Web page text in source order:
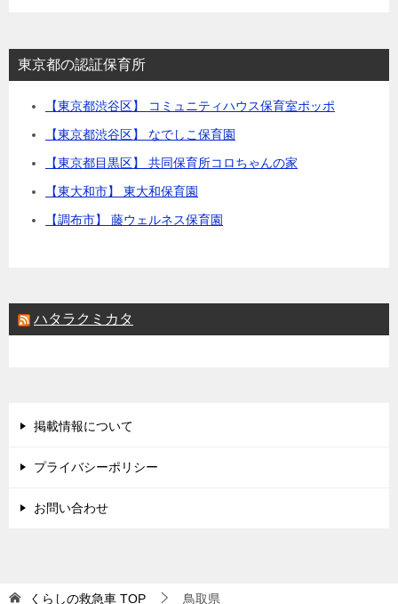
東京都の認証保育所
【東京都渋谷区】 コミュニティハウス保育室ポッポ
【東京都渋谷区】 なでしこ保育園
【東京都目黒区】 共同保育所コロちゃんの家
【東大和市】 東大和保育園
【調布市】 藤ウェルネス保育園
ハタラクミカタ
掲載情報について
プライバシーポリシー
お問い合わせ
くらしの救急車 TOP 鳥取県